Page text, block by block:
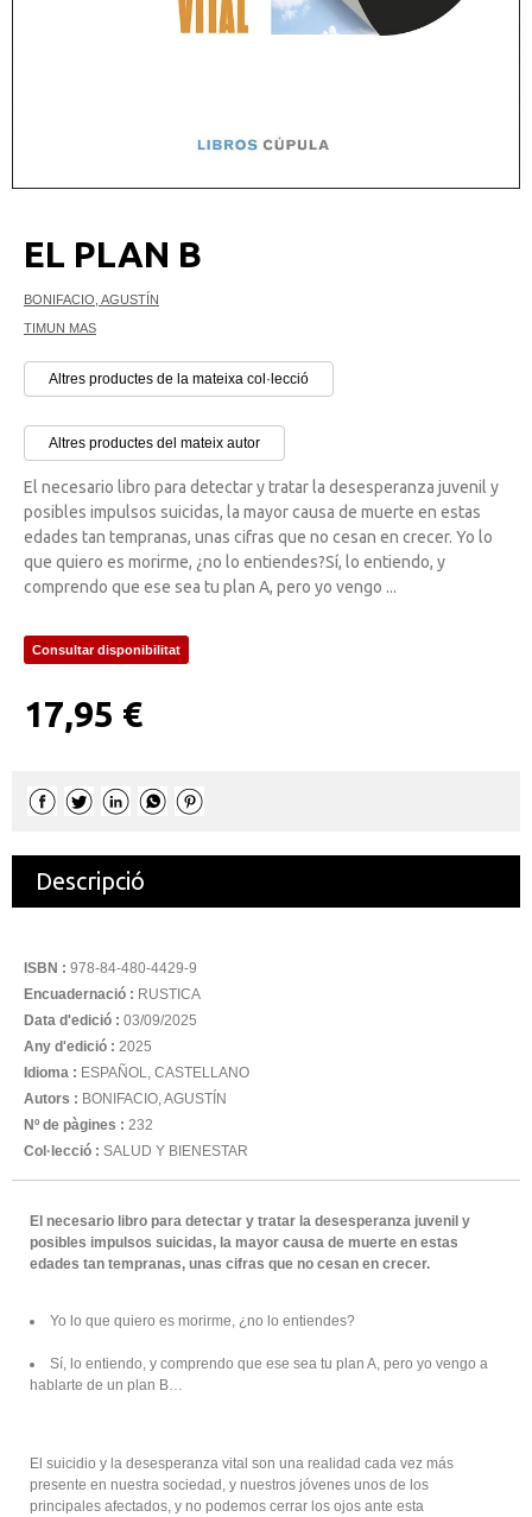
EL PLAN B
BONIFACIO, AGUSTÍN
TIMUN MAS
Altres productes de la mateixa col·lecció
Altres productes del mateix autor
El necesario libro para detectar y tratar la desesperanza juvenil y
posibles impulsos suicidas, la mayor causa de muerte en estas
edades tan tempranas, unas cifras que no cesan en crecer. Yo lo
que quiero es morirme, ¿no lo entiendes?Sí, lo entiendo, y
comprendo que ese sea tu plan A, pero yo vengo ...
Consultar disponibilitat
17,95 €
Descripció
ISBN : 978-84-480-4429-9
Encuadernació : RUSTICA
Data d'edició : 03/09/2025
Any d'edició : 2025
Idioma : ESPAÑOL, CASTELLANO
Autors : BONIFACIO, AGUSTÍN
Nº de pàgines : 232
Col·lecció : SALUD Y BIENESTAR
El necesario libro para detectar y tratar la desesperanza juvenil y
posibles impulsos suicidas, la mayor causa de muerte en estas
edades tan tempranas, unas cifras que no cesan en crecer.
Yo lo que quiero es morirme, ¿no lo entiendes?
Sí, lo entiendo, y comprendo que ese sea tu plan A, pero yo vengo a
hablarte de un plan B…
El suicidio y la desesperanza vital son una realidad cada vez más
presente en nuestra sociedad, y nuestros jóvenes unos de los
principales afectados, y no podemos cerrar los ojos ante esta